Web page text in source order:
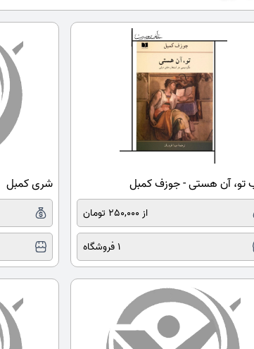
تو، آن هستی - جوزف کمبل
از 250,000 تومان
1 فروشگاه
شری کمبل